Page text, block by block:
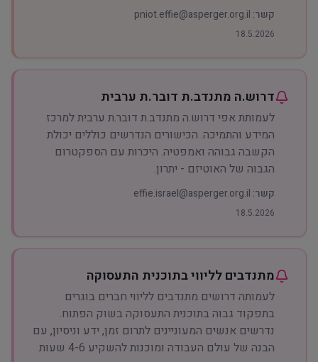
קשר: pniot.effie@asperger.org.il
18.5.2026
דרוש.ה מתנדב.ת דובר.ת ערבית
לעמותת אפי דרוש.ה מתנדב.ת דובר.ת ערבית למרכז
המידע והתמיכה. הכישורים הנדרשים כוללים יכולת
הקשבה גבוהה ואמפטיה. היכרות עם הספקטרום
הגבוה של האוטיזם - יתרון.
קשר: effie.israel@asperger.org.il
18.5.2026
מתנדבים לליווי בתוכנית התעסוקה
לעמותה דרושים מתנדבים לליווי חברים בוגרים
בתפקוד גבוה בתוכנית התעסוקה בשוק הפתוח.
נדרשים אנשים המעוניינים לתרום זמן, ידע וניסיון, עם
הבנה של עולם העבודה ומוכנות להשקיע 4-6 שעות